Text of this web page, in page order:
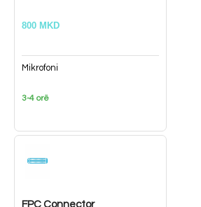
800 MKD
Mikrofoni
3-4 orë
FPC Connector